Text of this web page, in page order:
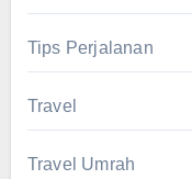
Tips Perjalanan
Travel
Travel Umrah